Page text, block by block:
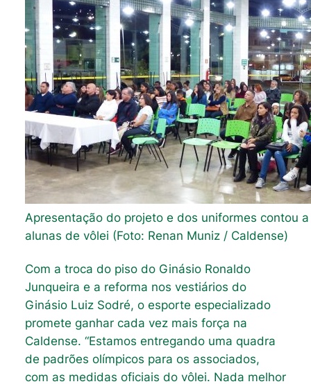
Apresentação do projeto e dos uniformes contou
alunas de vôlei (Foto: Renan Muniz / Caldense)
Com a troca do piso do Ginásio Ronaldo
Junqueira e a reforma nos vestiários do
Ginásio Luiz Sodré, o esporte especializado
promete ganhar cada vez mais força na
Caldense. “Estamos entregando uma quadra
de padrões olímpicos para os associados,
com as medidas oficiais do vôlei. Nada melhor